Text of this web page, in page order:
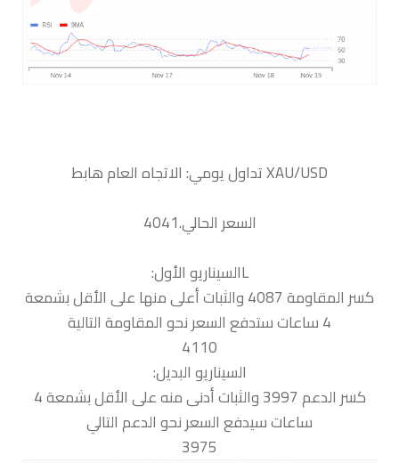
السعر الحالي.4041
‏Lالسيناريو الأول:
كسر المقاومة 4087 والثبات أعلى منها على الأقل بشمعة
4 ساعات ستدفع السعر نحو المقاومة التالية
4110
السيناريو البديل:
كسر الدعم 3997 والثبات أدنى منه على الأقل بشمعة 4
ساعات سيدفع السعر نحو الدعم التالي
3975